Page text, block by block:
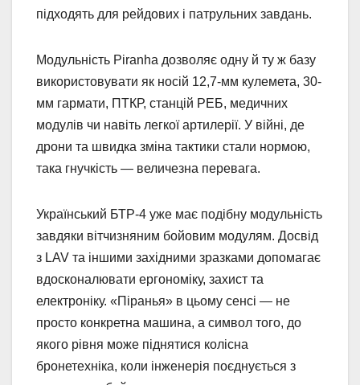
підходять для рейдових і патрульних завдань.
Модульність Piranha дозволяє одну й ту ж базу
використовувати як носій 12,7-мм кулемета, 30-
мм гармати, ПТКР, станцій РЕБ, медичних
модулів чи навіть легкої артилерії. У війні, де
дрони та швидка зміна тактики стали нормою,
така гнучкість — величезна перевага.
Український БТР-4 уже має подібну модульність
завдяки вітчизняним бойовим модулям. Досвід
з LAV та іншими західними зразками допомагає
вдосконалювати ергономіку, захист та
електроніку. «Піранья» в цьому сенсі — не
просто конкретна машина, а символ того, до
якого рівня може піднятися колісна
бронетехніка, коли інженерія поєднується з